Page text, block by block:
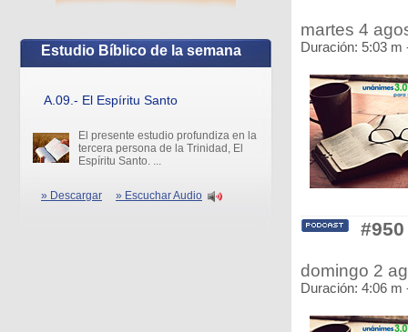
Estudio Bíblico de la semana
A.09.- El Espíritu Santo
El presente estudio profundiza en la
tercera persona de la Trinidad, El
Espíritu Santo. ...
» Descargar » Escuchar Audio
martes 4
Duración: 5:03 m
#950
domingo 2
Duración: 4:06 m